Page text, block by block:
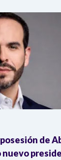
de
nuevo